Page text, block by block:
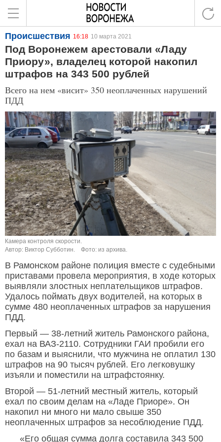
Происшествия 16:18 10 марта 2021
Под Воронежем арестовали «Ладу
Приору», владелец которой накопил
штрафов на 343 500 рублей
Всего на нем «висит» 350 неоплаченных нарушений
ПДД
Камера контроля скорости.
Автор: Виктор Субботин.
Фото: из архива.
В Рамонском районе полиция вместе с судебными
приставами провела мероприятия, в ходе которых
выявляли злостных неплательщиков штрафов.
Удалось поймать двух водителей, на которых в
сумме 480 неоплаченных штрафов за нарушения
ПДД.
Первый — 38-летний житель Рамонского района,
ехал на ВАЗ-2110. Сотрудники ГАИ пробили его
по базам и выяснили, что мужчина не оплатил 130
штрафов на 90 тысяч рублей. Его легковушку
изъяли и поместили на штрафстоянку.
Второй — 51-летний местный житель, который
ехал по своим делам на «Ладе Приоре». Он
накопил ни много ни мало свыше 350
неоплаченных штрафов за несоблюдение ПДД.
«Его общая сумма долга составила 343 500